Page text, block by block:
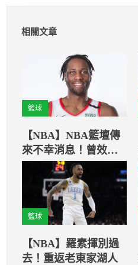
相關文章
籃球
【NBA】NBA籃壇傳
來不幸消息！曾效力
於拓荒者隊的史瓦尼
根傳出逝世消息
籃球
【NBA】羅素揮別過
去！重返老東家湖人